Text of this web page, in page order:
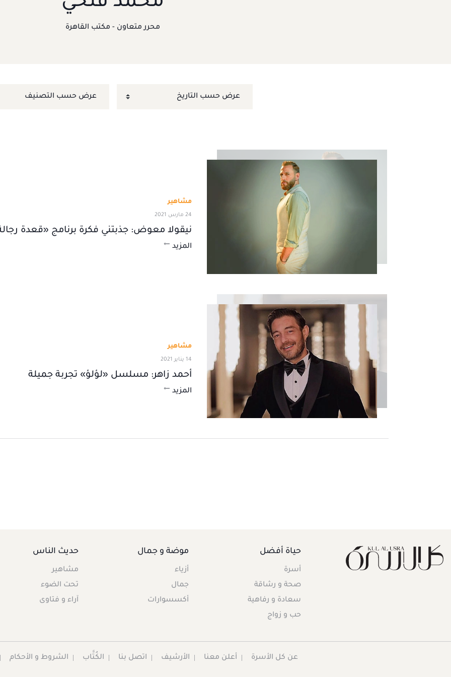
محرر متعاون - مكتب القاهرة
مشاهير
24 مارس 2021
نيقولا معوض: جذبتني فكرة برنامج «قعدة
المزيد
مشاهير
14 يناير 2021
أحمد زاهر: مسلسل «لؤلؤ» تجربة جميلة
المزيد
حياة أفضل
أسرة
صحة و رشاقة
سعادة و رفاهية
حب و زواج
موضة و جمال
أزياء
جمال
أكسسوارات
حديث الناس
مشاهير
تحت الضوء
آراء و فتاوى
عن كل الأسرة أعلن معنا الأرشيف اتصل بنا الكُتَّاب الشروط و الأحكام